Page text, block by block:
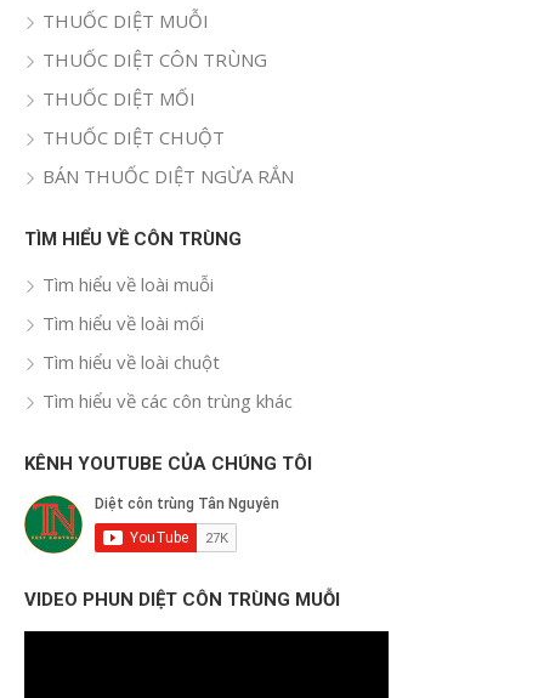
THUỐC DIỆT MUỖI
THUỐC DIỆT CÔN TRÙNG
THUỐC DIỆT MỐI
THUỐC DIỆT CHUỘT
BÁN THUỐC DIỆT NGỪA RẮN
TÌM HIỂU VỀ CÔN TRÙNG
Tìm hiểu về loài muỗi
Tìm hiểu về loài mối
Tìm hiểu về loài chuột
Tìm hiểu về các côn trùng khác
KÊNH YOUTUBE CỦA CHÚNG TÔI
VIDEO PHUN DIỆT CÔN TRÙNG MUỖI